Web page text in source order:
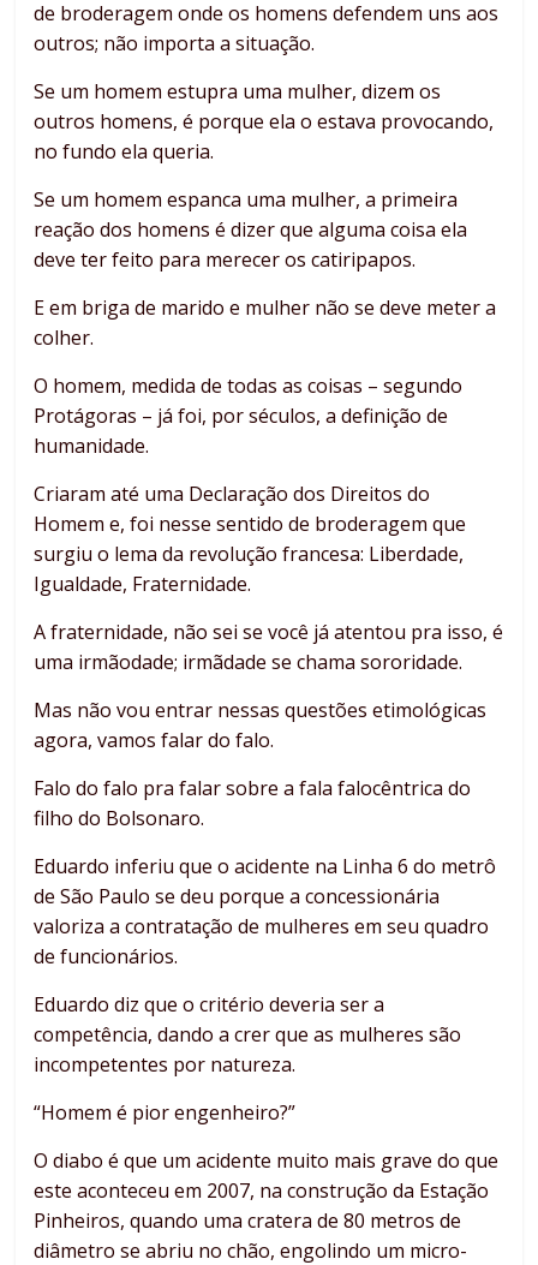
de broderagem onde os homens defendem uns aos
outros; não importa a situação.
Se um homem estupra uma mulher, dizem os
outros homens, é porque ela o estava provocando,
no fundo ela queria.
Se um homem espanca uma mulher, a primeira
reação dos homens é dizer que alguma coisa ela
deve ter feito para merecer os catiripapos.
E em briga de marido e mulher não se deve meter a
colher.
O homem, medida de todas as coisas – segundo
Protágoras – já foi, por séculos, a definição de
humanidade.
Criaram até uma Declaração dos Direitos do
Homem e, foi nesse sentido de broderagem que
surgiu o lema da revolução francesa: Liberdade,
Igualdade, Fraternidade.
A fraternidade, não sei se você já atentou pra isso, é
uma irmãodade; irmãdade se chama sororidade.
Mas não vou entrar nessas questões etimológicas
agora, vamos falar do falo.
Falo do falo pra falar sobre a fala falocêntrica do
filho do Bolsonaro.
Eduardo inferiu que o acidente na Linha 6 do metrô
de São Paulo se deu porque a concessionária
valoriza a contratação de mulheres em seu quadro
de funcionários.
Eduardo diz que o critério deveria ser a
competência, dando a crer que as mulheres são
incompetentes por natureza.
“Homem é pior engenheiro?”
O diabo é que um acidente muito mais grave do que
este aconteceu em 2007, na construção da Estação
Pinheiros, quando uma cratera de 80 metros de
diâmetro se abriu no chão, engolindo um micro-